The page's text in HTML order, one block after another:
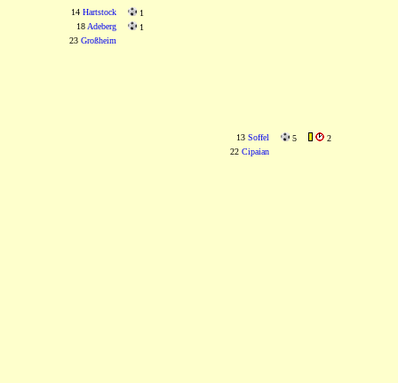
14 Hartstock
1
18 Adeberg
1
23 Großheim
13 Soffel 5
2
22 Cipaian